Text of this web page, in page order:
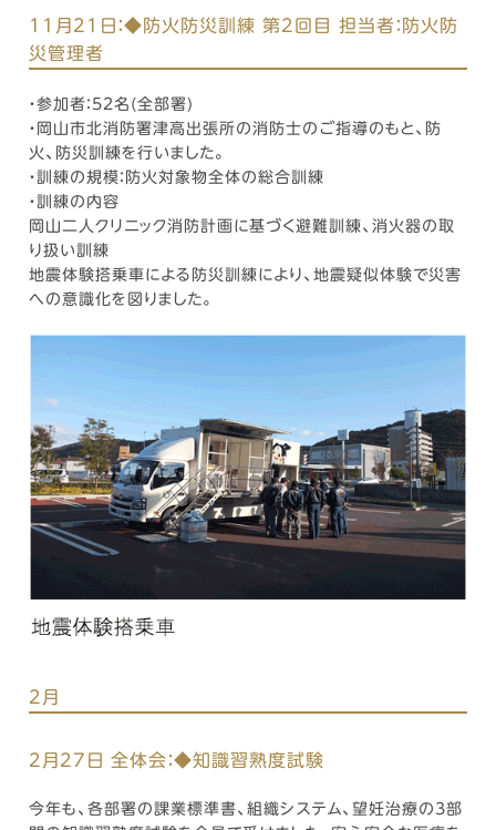
11月21日：◆防火防災訓練 第2回目 担当者：防火防
災管理者
・参加者：52名(全部署)
・岡山市北消防署津高出張所の消防士のご指導のもと、防
火、防災訓練を行いました。
・訓練の規模：防火対象物全体の総合訓練
・訓練の内容
岡山二人クリニック消防計画に基づく避難訓練、消火器の取
り扱い訓練
地震体験搭乗車による防災訓練により、地震疑似体験で災害
への意識化を図りました。
2月
2月27日 全体会：◆知識習熟度試験
今年も、各部署の課業標準書、組織システム、望妊治療の3部